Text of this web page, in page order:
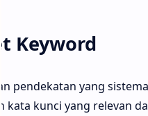
Keyword
pendekatan yang
kata kunci yang relevan